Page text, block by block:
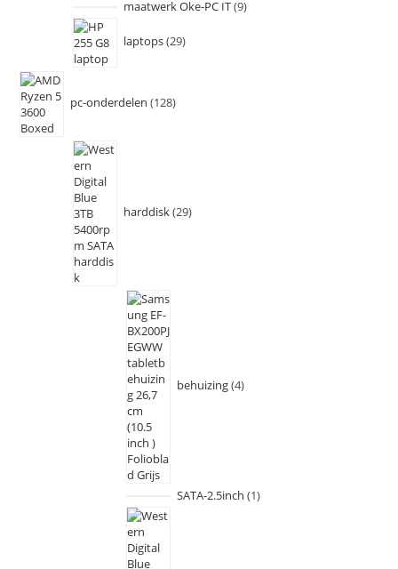
maatwerk Oke-PC IT 9
laptops 29
pc-onderdelen 128
harddisk 29
behuizing 4
SATA-2.5inch 1